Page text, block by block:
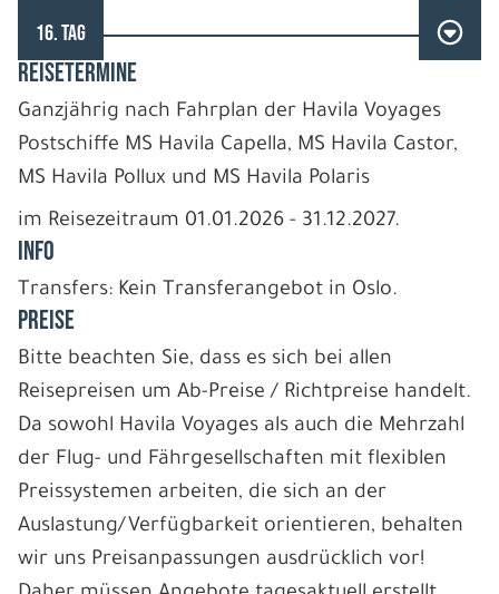
16. TAG
REISETERMINE
Ganzjährig nach Fahrplan der Havila Voyages
Postschiffe MS Havila Capella, MS Havila Castor,
MS Havila Pollux und MS Havila Polaris
im Reisezeitraum 01.01.2026 - 31.12.2027.
INFO
Transfers: Kein Transferangebot in Oslo.
PREISE
Bitte beachten Sie, dass es sich bei allen
Reisepreisen um Ab-Preise / Richtpreise handelt.
Da sowohl Havila Voyages als auch die Mehrzahl
der Flug- und Fährgesellschaften mit flexiblen
Preissystemen arbeiten, die sich an der
Auslastung/Verfügbarkeit orientieren, behalten
wir uns Preisanpassungen ausdrücklich vor!